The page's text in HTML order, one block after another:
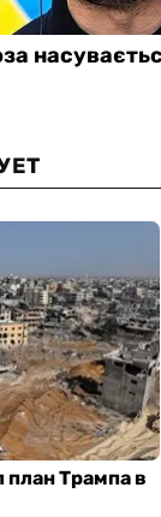
план Трампа в